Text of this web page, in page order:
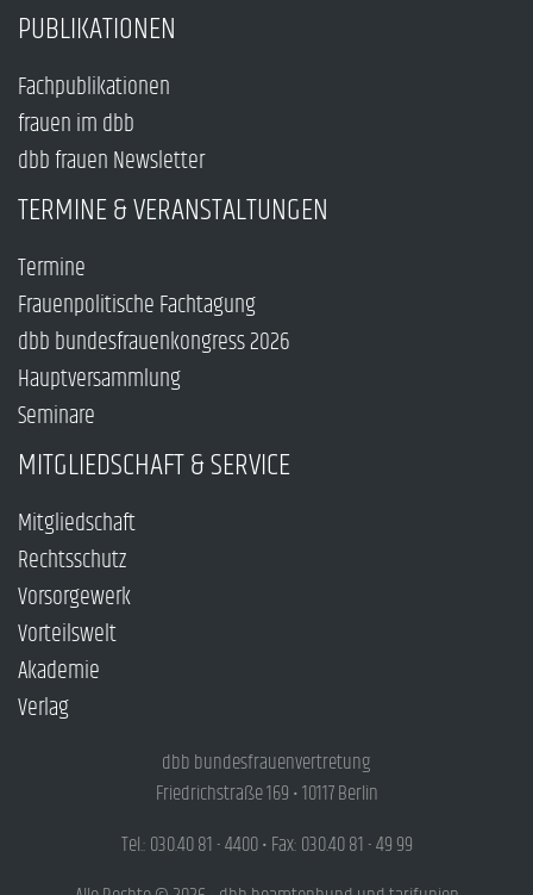
PUBLIKATIONEN
Fachpublikationen
frauen im dbb
dbb frauen Newsletter
TERMINE & VERANSTALTUNGEN
Termine
Frauenpolitische Fachtagung
dbb bundesfrauenkongress 2026
Hauptversammlung
Seminare
MITGLIEDSCHAFT & SERVICE
Mitgliedschaft
Rechtsschutz
Vorsorgewerk
Vorteilswelt
Akademie
Verlag
dbb bundesfrauenvertretung
Friedrichstraße 169 • 10117 Berlin
Tel.: 030.40 81 - 4400 • Fax: 030.40 81 - 49 99